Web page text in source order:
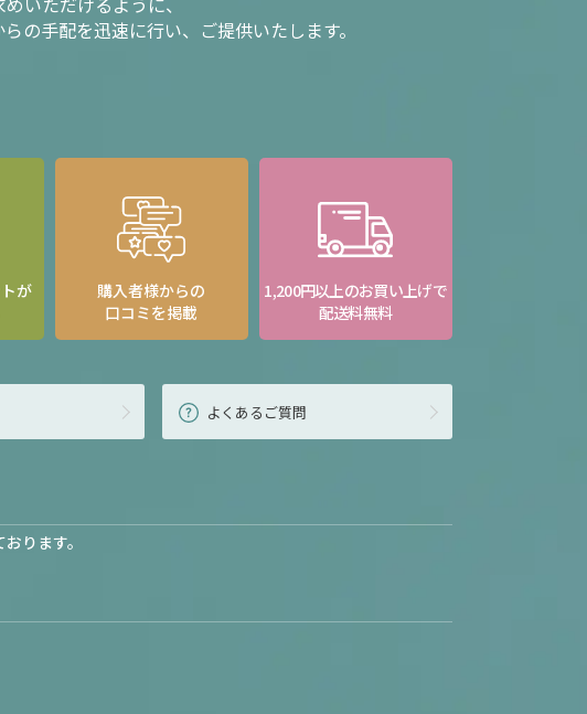
の手配を迅速に行い、ご提供いたします。
が
購入者様からの
口コミを掲載
1,200円以上のお買い上げで
配送料無料
よくあるご質問
ります。